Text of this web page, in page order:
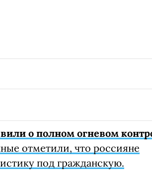
о полном огневом
отметили, что россияне
под гражданскую.